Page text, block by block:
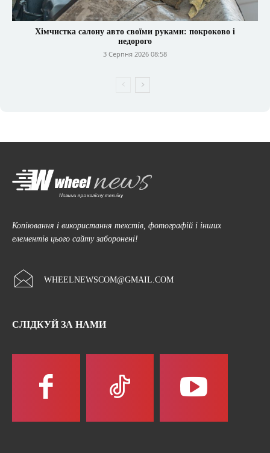
Хімчистка салону авто своїми руками: покроково і
недорого
3 Серпня 2026 08:58
Копіювання і використання текстів, фотографій і інших
елементів цього сайту заборонені!
WHEELNEWSCOM@GMAIL.COM
СЛІДКУЙ ЗА НАМИ